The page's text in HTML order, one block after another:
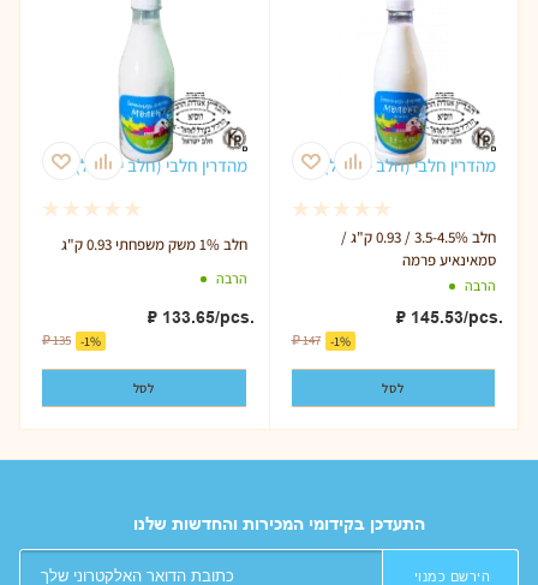
מהדרין חלבי (חלב ישראל)
חלב 1% משק משפחתי 0.93 ק"ג
הרבה
₽ 133.65/pcs.
₽135 -1%
לסל
מהדרין חלבי (חלב ישראל)
חלב 3.5-4.5% / 0.93 ק"ג /
סמאינאיע פרמה
הרבה
₽ 145.53/pcs.
₽147 -1%
לסל
התעדכן בקידומי המכירות והחדשות שלנו
הירשם כמנוי